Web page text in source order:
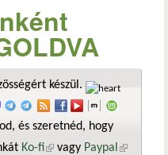
készül.
és szeretnéd, hogy
Ko-fi(külső hivatkozás)
vagy Paypal